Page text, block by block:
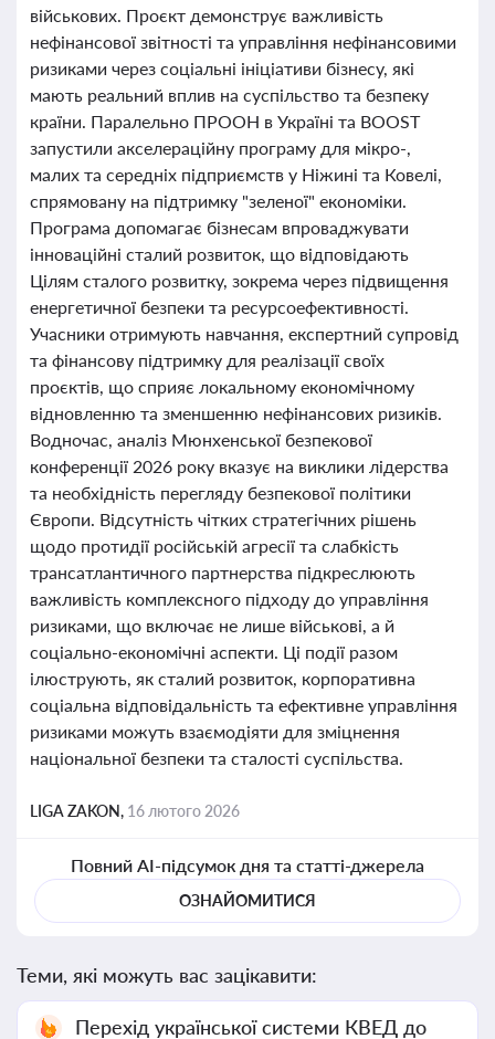
військових. Проєкт демонструє важливість
нефінансової звітності та управління нефінансовими
ризиками через соціальні ініціативи бізнесу, які
мають реальний вплив на суспільство та безпеку
країни. Паралельно ПРООН в Україні та BOOST
запустили акселераційну програму для мікро-,
малих та середніх підприємств у Ніжині та Ковелі,
спрямовану на підтримку "зеленої" економіки.
Програма допомагає бізнесам впроваджувати
інноваційні сталий розвиток, що відповідають
Цілям сталого розвитку, зокрема через підвищення
енергетичної безпеки та ресурсоефективності.
Учасники отримують навчання, експертний супровід
та фінансову підтримку для реалізації своїх
проєктів, що сприяє локальному економічному
відновленню та зменшенню нефінансових ризиків.
Водночас, аналіз Мюнхенської безпекової
конференції 2026 року вказує на виклики лідерства
та необхідність перегляду безпекової політики
Європи. Відсутність чітких стратегічних рішень
щодо протидії російській агресії та слабкість
трансатлантичного партнерства підкреслюють
важливість комплексного підходу до управління
ризиками, що включає не лише військові, а й
соціально-економічні аспекти. Ці події разом
ілюструють, як сталий розвиток, корпоративна
соціальна відповідальність та ефективне управління
ризиками можуть взаємодіяти для зміцнення
національної безпеки та сталості суспільства.
LIGA ZAKON, 16 лютого 2026
Повний AI-підсумок дня та статті-джерела
ОЗНАЙОМИТИСЯ
Теми, які можуть вас зацікавити:
Перехід української системи КВЕД до